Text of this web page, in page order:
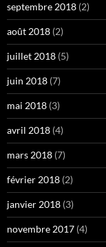
septembre 2018 (2)
août 2018 (2)
juillet 2018 (5)
juin 2018 (7)
mai 2018 (3)
avril 2018 (4)
mars 2018 (7)
février 2018 (2)
janvier 2018 (3)
novembre 2017 (4)